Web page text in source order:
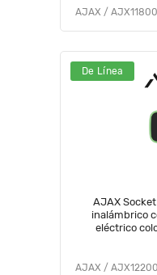
De Línea
AJAX
inalámbrico
eléctrico